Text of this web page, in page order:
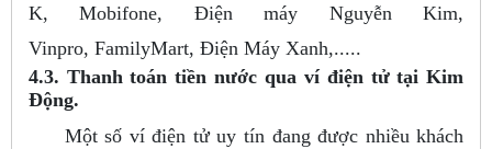
K, Mobifone, Điện máy Nguyễn Kim,
Vinpro, FamilyMart, Điện Máy Xanh,.....
4.3. Thanh toán tiền nước qua ví điện tử tại Kim
Động.
Một số ví điện tử uy tín đang được nhiều khách